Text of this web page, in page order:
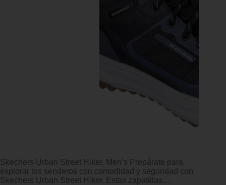
Skechers Urban Street Hiker, Men’s Prepárate para
explorar los senderos con comodidad y seguridad con
Skechers Urban Street Hiker. Estas zapatillas…